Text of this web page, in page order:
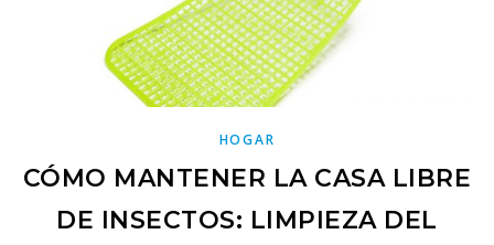
HOGAR
CÓMO MANTENER LA CASA LIBRE
DE INSECTOS: LIMPIEZA DEL